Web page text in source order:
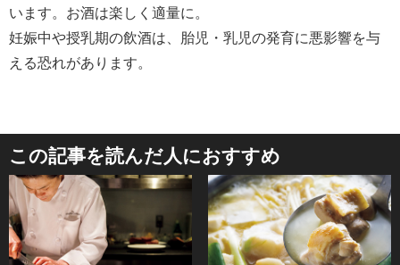
います。お酒は楽しく適量に。
妊娠中や授乳期の飲酒は、胎児・乳児の発育に悪影響を与
える恐れがあります。
この記事を読んだ人におすすめ